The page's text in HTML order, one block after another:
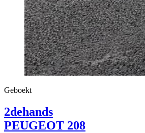
Geboekt
2dehands
PEUGEOT 208